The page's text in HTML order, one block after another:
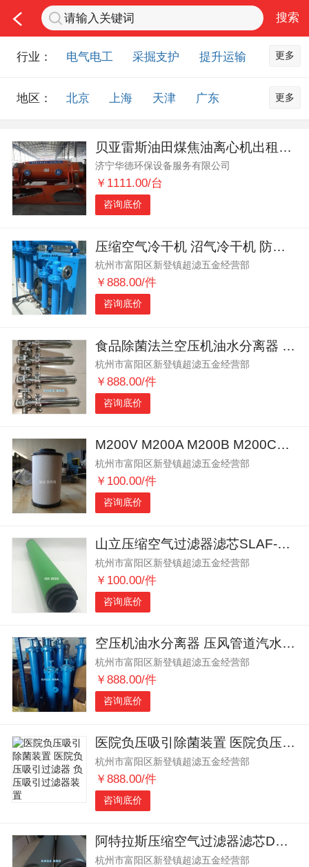
行业： 电气电工 采掘支护
提升运输
洗煤选煤
监测监控
通信信号
化工化学
智能制造
配件部件
科研项目
培训认证
更多
地区： 北京 上海 天津
广东
山东
内蒙古 黑龙江
吉林
辽宁
江苏 浙江
湖北
湖南
安徽
江西
陕西
云南
西藏 甘肃
青海
宁夏
海南 新疆
台湾
香港
澳门 国外地区
更多
贝亚雷斯油田煤焦油离心机出租鑫鸿蒙厂家
济宁华德环保设备服务有限公司
￥1111.00/台
咨询底价
压缩空气冷干机 沼气冷干机 防爆型冷干机
杭州市富阳区新登镇超滤五金经营部
￥888.00/件
咨询底价
食品除菌法兰空压机油水分离器 不锈钢卫生级压缩空气过滤器
杭州市富阳区新登镇超滤五金经营部
￥888.00/件
咨询底价
M200V M200A M200B M200C阿普达滤芯
杭州市富阳区新登镇超滤五金经营部
￥100.00/件
咨询底价
山立压缩空气过滤器滤芯SLAF-60HC SLAF-60HT
杭州市富阳区新登镇超滤五金经营部
￥100.00/件
咨询底价
空压机油水分离器 压风管道汽水分离器 压缩空气汽液分离器
杭州市富阳区新登镇超滤五金经营部
￥888.00/件
咨询底价
医院负压吸引除菌装置 医院负压吸引过滤器 负压吸引过滤器装置
杭州市富阳区新登镇超滤五金经营部
￥888.00/件
咨询底价
阿特拉斯压缩空气过滤器滤芯DD150 PD150 QD150
杭州市富阳区新登镇超滤五金经营部